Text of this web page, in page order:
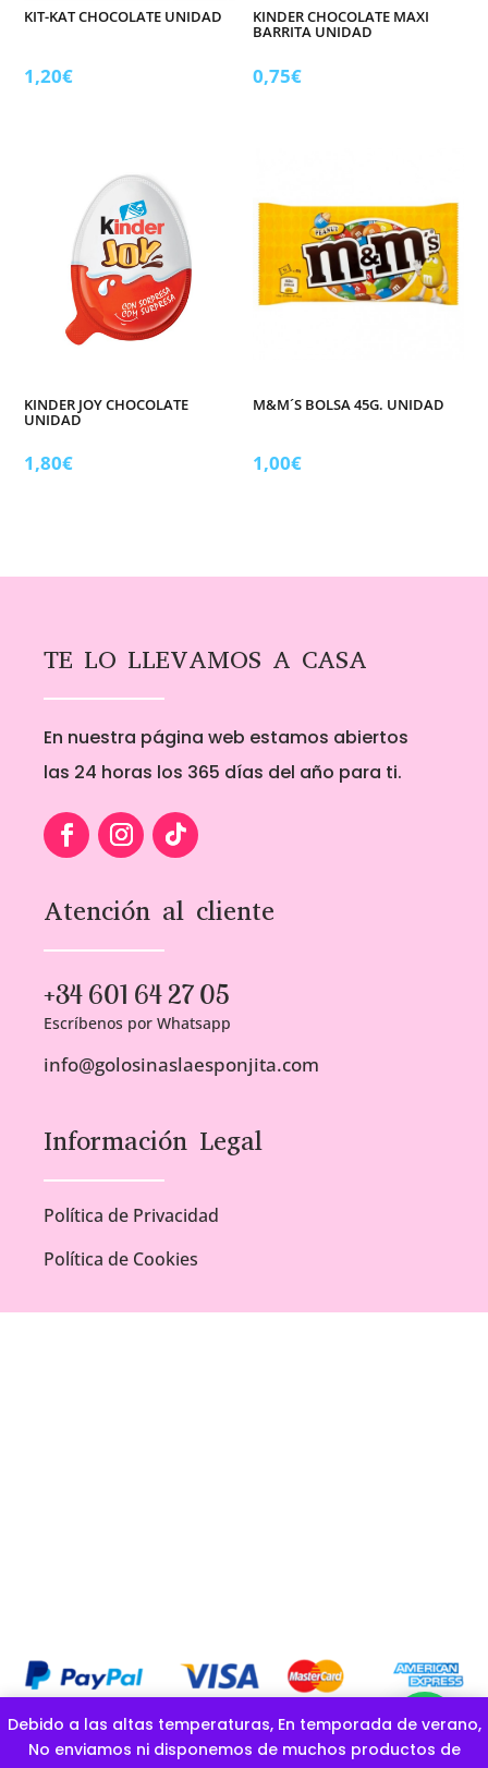
Debido a las altas temperaturas, En temporada de verano,
No enviamos ni disponemos de muchos productos de
KIT-KAT CHOCOLATE UNIDAD
1,20€
KINDER CHOCOLATE MAXI
BARRITA UNIDAD
0,75€
KINDER JOY CHOCOLATE
UNIDAD
1,80€
M&M´S BOLSA 45G. UNIDAD
1,00€
TE LO LLEVAMOS A CASA
En nuestra página web estamos abiertos
las 24 horas los 365 días del año para ti.
Atención al cliente
+34 601 64 27 05
Escríbenos por Whatsapp
info@golosinaslaesponjita.com
Información Legal
Política de Privacidad
Política de Cookies
COPYRIGHT OFICIAL © GOLOSINAS LA ESPONJITA |CREADO POR